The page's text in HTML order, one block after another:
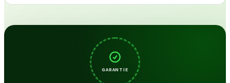
GARANTIE